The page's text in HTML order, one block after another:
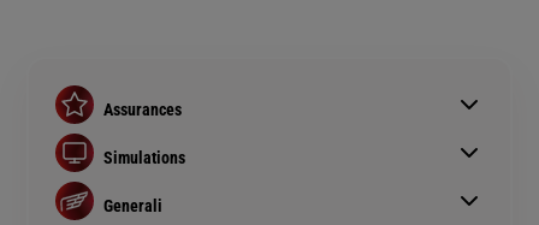
Assurances
Assurance auto
Assurance habitation
Assurance prêt immobilier
Simulations
Simulation assurance auto
Devis assurance habitation
Generali